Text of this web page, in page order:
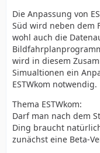
Die Anpassung von
Süd wird neben dem
wohl auch die
wird in diesem
Simualtionen ein
ESTWkom notwendig.
Thema ESTWkom:
Darf man nach dem
Ding braucht
zunächst eine Beta-